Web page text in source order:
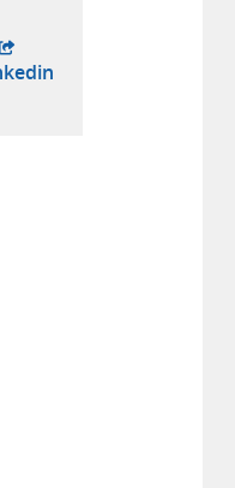
- extern webbplats,
- extern webbplats,